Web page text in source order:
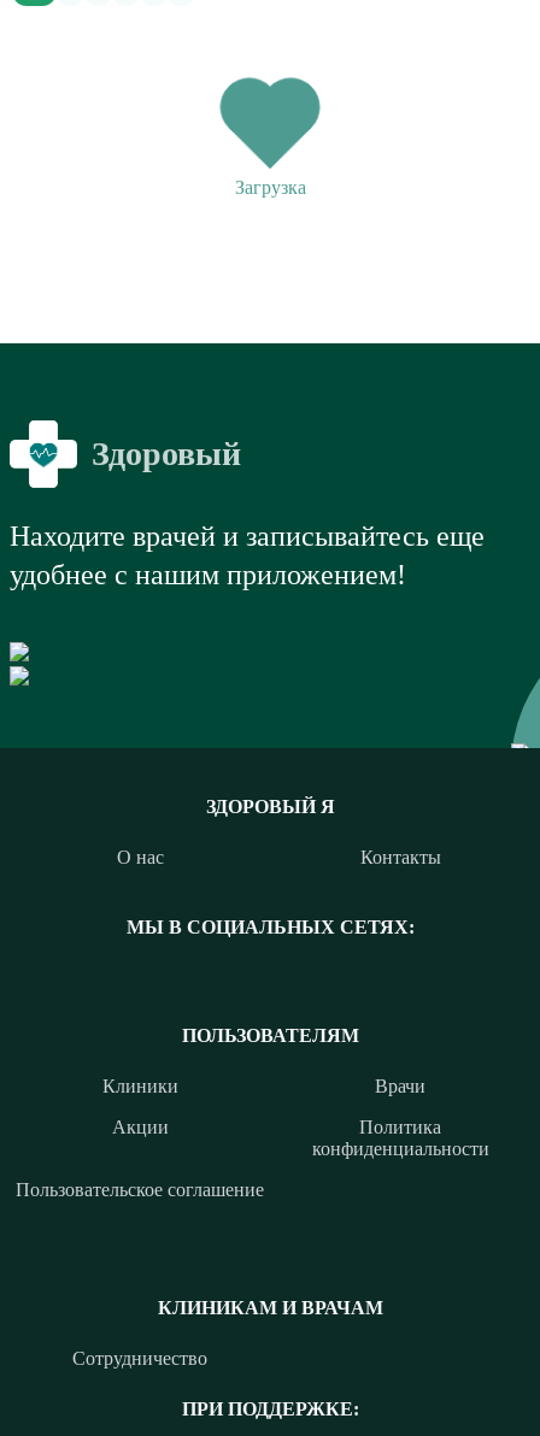
Загрузка
Здоровый
Находите врачей и записывайтесь еще
удобнее с нашим приложением!
ЗДОРОВЫЙ Я
О нас Контакты
МЫ В СОЦИАЛЬНЫХ СЕТЯХ:
КЛИНИКАМ И ВРАЧАМ
Сотрудничество
ПРИ ПОДДЕРЖКЕ:
ПОЛЬЗОВАТЕЛЯМ
Клиники
Врачи
Акции
Политика
конфиденциальности
Пользовательское соглашение